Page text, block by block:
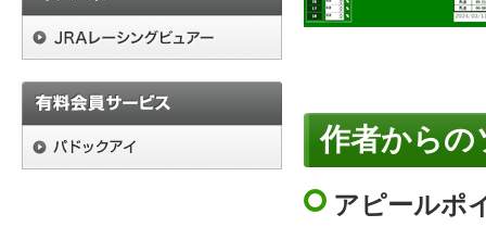
作者からの
アピールポ